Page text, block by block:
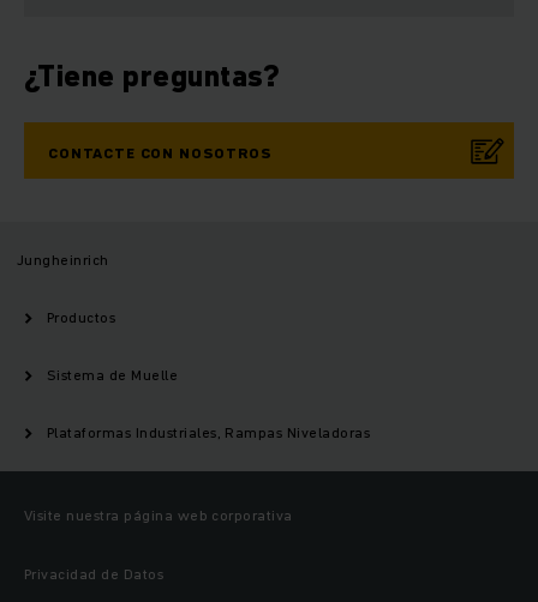
¿Tiene preguntas?
CONTACTE CON NOSOTROS
Jungheinrich
Productos
Sistema de Muelle
Plataformas Industriales, Rampas Niveladoras
Visite nuestra página web corporativa
Privacidad de Datos